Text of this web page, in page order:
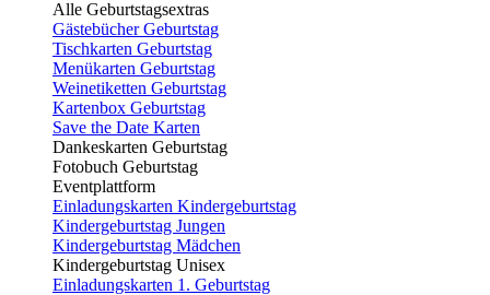
Alle Geburtstagsextras
Gästebücher Geburtstag
Tischkarten Geburtstag
Menükarten Geburtstag
Weinetiketten Geburtstag
Kartenbox Geburtstag
Save the Date Karten
Dankeskarten Geburtstag
Fotobuch Geburtstag
Eventplattform
Einladungskarten Kindergeburtstag
Kindergeburtstag Jungen
Kindergeburtstag Mädchen
Kindergeburtstag Unisex
Einladungskarten 1. Geburtstag